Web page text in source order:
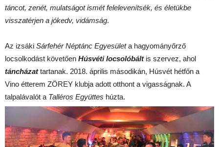
táncot, zenét, mulatságot ismét felelevenítsék, és életükbe
visszatérjen a jókedv, vidámság.
Az izsáki Sárfehér Néptánc Egyesületa hagyományőrző
locsolkodást követően Húsvéti locsolóbáltis szervez, ahol
táncházattartanak. 2018. április másodikán, Húsvét hétfőn a
Vino étterem ZÖREY klubja adott otthont a vigasságnak. A
talpalávalót a Talléros Együttes húzta.